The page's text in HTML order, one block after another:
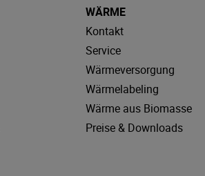
WÄRME
Kontakt
Service
Wärmeversorgung
Wärmelabeling
Wärme aus Biomasse
Preise & Downloads